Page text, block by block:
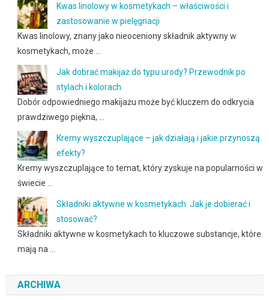
Kwas linolowy w kosmetykach – właściwości i
zastosowanie w pielęgnacji
Kwas linolowy, znany jako nieoceniony składnik aktywny w
kosmetykach, może …
Jak dobrać makijaż do typu urody? Przewodnik po
stylach i kolorach
Dobór odpowiedniego makijażu może być kluczem do odkrycia
prawdziwego piękna, …
Kremy wyszczuplające – jak działają i jakie przynoszą
efekty?
Kremy wyszczuplające to temat, który zyskuje na popularności w
świecie …
Składniki aktywne w kosmetykach: Jak je dobierać i
stosować?
Składniki aktywne w kosmetykach to kluczowe substancje, które
mają na …
ARCHIWA